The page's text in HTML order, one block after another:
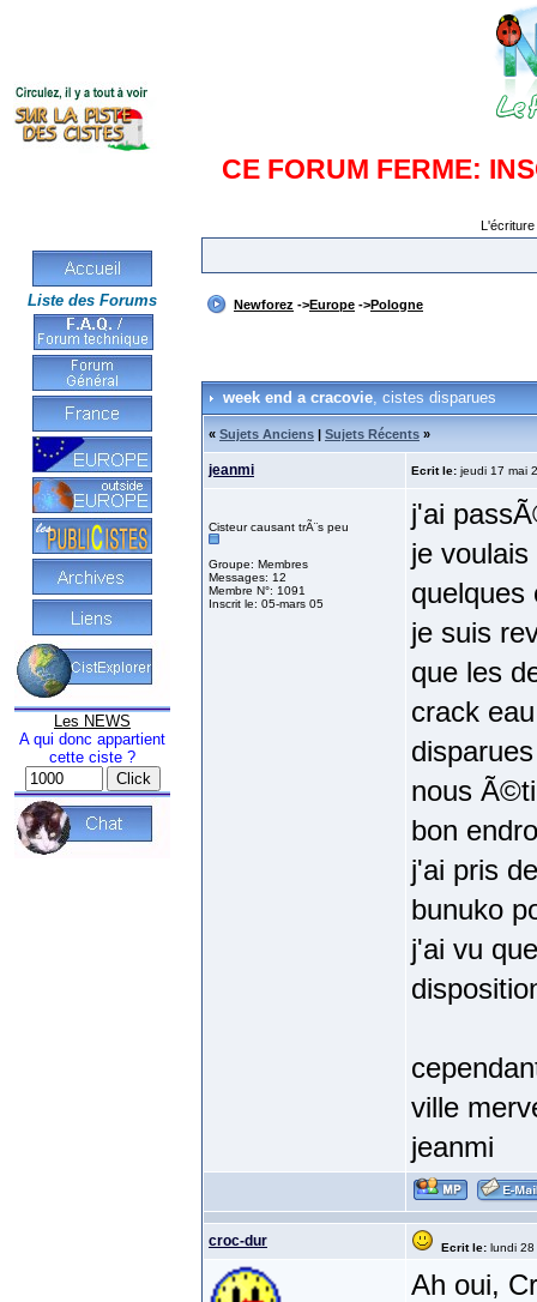
CE FORUM FERME:
Liste des Forums
Les NEWS
A qui donc appartient
cette ciste ?
Newforez ->Europe ->Pologne
week end a cracovie, cistes disparues
« Sujets Anciens | Sujets Récents »
jeanmi Ecrit le: jeudi 17 mai
Cisteur causant trÃ¨s peu
Groupe: Membres
Messages: 12
Membre N°: 1091
Inscrit le: 05-mars 05
j'ai
je
quelques
je suis
que les
crack
nous
bon
j'ai pris
bunuko
j'ai vu
ville
jeanmi
croc-dur Ecrit le: lundi
Ah oui,